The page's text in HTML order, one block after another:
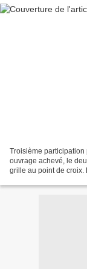
Troisième participation
ouvrage achevé, le
grille au point de croix.